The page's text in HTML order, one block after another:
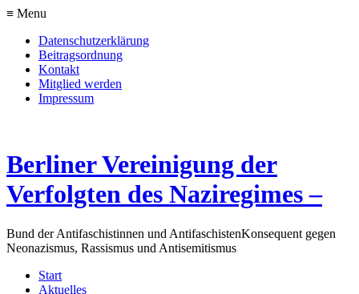
≡ Menu
Datenschutzerklärung
Beitragsordnung
Kontakt
Mitglied werden
Impressum
Berliner Vereinigung der
Verfolgten des Naziregimes –
Bund der Antifaschistinnen und AntifaschistenKonsequent gegen
Neonazismus, Rassismus und Antisemitismus
Start
Aktuelles